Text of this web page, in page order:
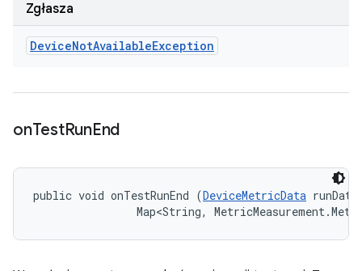
Zgłasza
DeviceNotAvailableException
onTestRunEnd
public void onTestRunEnd (DeviceMetricData
Map<String,